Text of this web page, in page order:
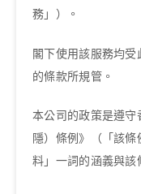
務」）。
閣下使用該服務均
的條款所規管。
本公司的政策是遵
隱）條例》（「該
料」一詞的涵義與該